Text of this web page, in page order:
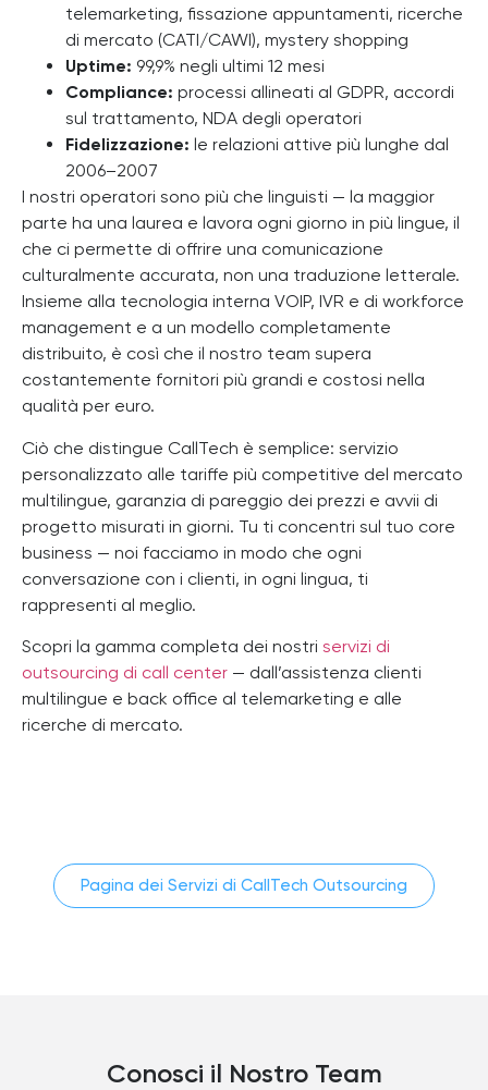
telemarketing, fissazione appuntamenti, ricerche
di mercato (CATI/CAWI), mystery shopping
Uptime: 99,9% negli ultimi 12 mesi
Compliance: processi allineati al GDPR, accordi
sul trattamento, NDA degli operatori
Fidelizzazione: le relazioni attive più lunghe dal
2006–2007
I nostri operatori sono più che linguisti — la maggior
parte ha una laurea e lavora ogni giorno in più lingue, il
che ci permette di offrire una comunicazione
culturalmente accurata, non una traduzione letterale.
Insieme alla tecnologia interna VOIP, IVR e di workforce
management e a un modello completamente
distribuito, è così che il nostro team supera
costantemente fornitori più grandi e costosi nella
qualità per euro.
Ciò che distingue CallTech è semplice: servizio
personalizzato alle tariffe più competitive del mercato
multilingue, garanzia di pareggio dei prezzi e avvii di
progetto misurati in giorni. Tu ti concentri sul tuo core
business — noi facciamo in modo che ogni
conversazione con i clienti, in ogni lingua, ti
rappresenti al meglio.
Scopri la gamma completa dei nostri servizi di
outsourcing di call center — dall’assistenza clienti
multilingue e back office al telemarketing e alle
ricerche di mercato.
Pagina dei Servizi di CallTech Outsourcing
Conosci il Nostro Team